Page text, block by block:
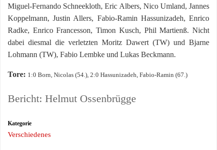
Miguel-Fernando Schneekloth, Eric Albers, Nico Umland, Jannes
Koppelmann, Justin Allers, Fabio-Ramin Hassunizadeh, Enrico
Radke, Enrico Francesson, Timon Kusch, Phil Martienß. Nicht
dabei diesmal die verletzten Moritz Dawert (TW) und Bjarne
Lohmann (TW), Fabio Lembke und Lukas Beckmann.
Tore: 1:0 Born, Nicolas (54. ), 2:0 Hassunizadeh, Fabio-Ramin (67. )
Bericht: Helmut Ossenbrügge
Kategorie
Verschiedenes